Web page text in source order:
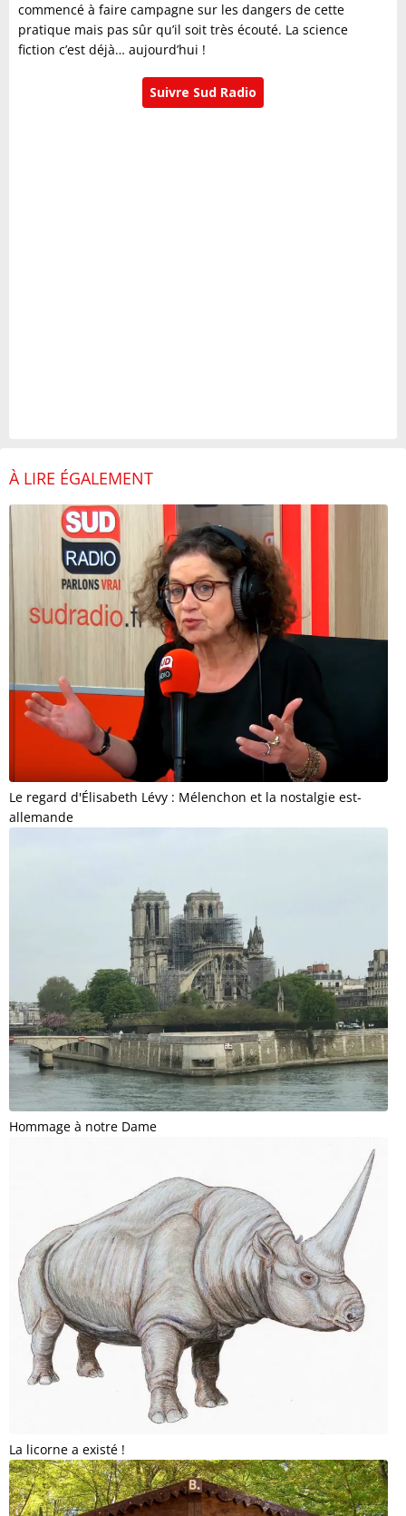
commencé à faire campagne sur les dangers de cette
pratique mais pas sûr qu’il soit très écouté. La science
fiction c’est déjà… aujourd’hui !
Suivre Sud Radio
À LIRE ÉGALEMENT
Le regard d'Élisabeth Lévy : Mélenchon et la nostalgie est-
allemande
Hommage à notre Dame
La licorne a existé !